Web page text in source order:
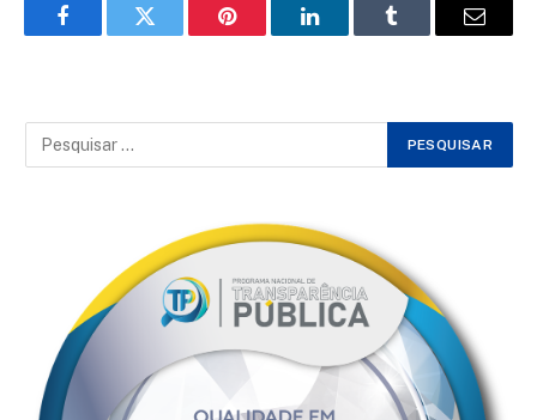
FacebookTwitter Pinterest LinkedInTumblr Email